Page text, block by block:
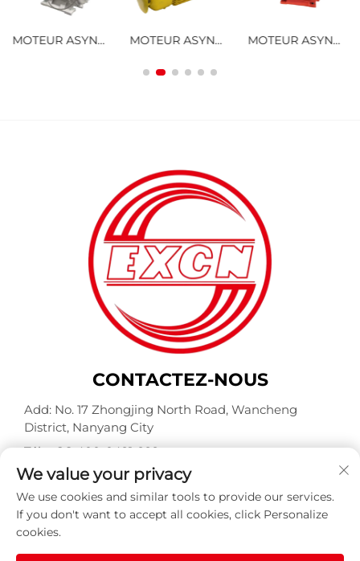
MOTEUR ASYNCHRONE TRIPHASÉ ANTIDÉFLAGRANT À FRÉQUENCE VARIABLE ET RÉGULATION DE VITESSE DE LA SÉRIE YBBP MOTEUR ASYNCHRONE TRIPHASÉ ANTIDÉFLAGRANT À BASSE TENSION DE LA SÉRIE YBX4, À EFFICACITÉ ULTRA-ÉLEVÉE MOTEUR ASYNCHRONE TRIPHASÉ ANTIDÉFLAGRANT À POUSSIÈRES À BASSE TENSION À HAUTE EFFICACITÉ DE LA SÉRIE YFB4
CONTACTEZ-NOUS
Add: No. 17 Zhongjing North Road, Wancheng
District, Nanyang City
Tél. :+86-400-0491-999
Courriel :[email protected]
Copyright © Nanyang Explosion Proof Weite Motor Co.,
Ltd. Tous droits réservés -Politique de confidentialité-
We value your privacy
We use cookies and similar tools to provide our services.
If you don't want to accept all cookies, click Personalize
cookies.